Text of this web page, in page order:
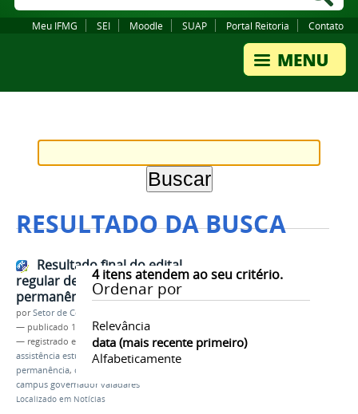
Meu IFMG SEI Moodle SUAP Portal Reitoria Contato
RESULTADO DA BUSCA
4itens atendem ao seu critério.
Ordenar por
Relevância
data (mais recente primeiro)
Alfabeticamente
Resultado final do edital
regular de auxílio digital e bolsa
permanência
porSetor de Comunicação
— publicado 19/07/2021
— registrado em:
resultado final ,edital 03/2021,
assistência estudantil,auxílio digital,bolsa
permanência, calouros
campus governador valadares
Localizado em Notícias